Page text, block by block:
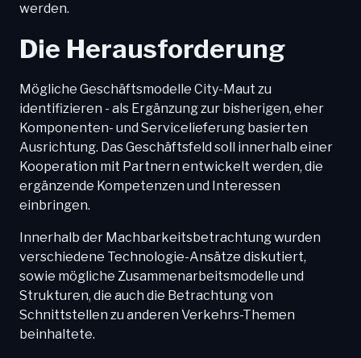
werden.
Die Herausforderung
Mögliche Geschäftsmodelle City-Maut zu
identifizieren - als Ergänzung zur bisherigen, eher
Komponenten- und Servicelieferung basierten
Ausrichtung. Das Geschäftsfeld soll innerhalb einer
Kooperation mit Partnern entwickelt werden, die
ergänzende Kompetenzen und Interessen
einbringen.
Innerhalb der Machbarkeitsbetrachtung wurden
verschiedene Technologie-Ansätze diskutiert,
sowie mögliche Zusammenarbeitsmodelle und
Strukturen, die auch die Betrachtung von
Schnittstellen zu anderen Verkehrs-Themen
beinhaltete.